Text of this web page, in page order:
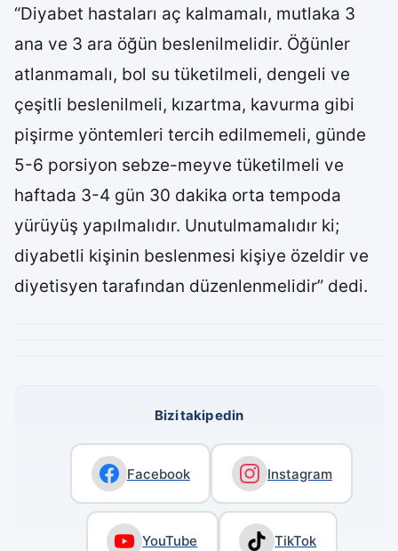
“Diyabet hastaları aç kalmamalı, mutlaka 3
ana ve 3 ara öğün beslenilmelidir. Öğünler
atlanmamalı, bol su tüketilmeli, dengeli ve
çeşitli beslenilmeli, kızartma, kavurma gibi
pişirme yöntemleri tercih edilmemeli, günde
5-6 porsiyon sebze-meyve tüketilmeli ve
haftada 3-4 gün 30 dakika orta tempoda
yürüyüş yapılmalıdır. Unutulmamalıdır ki;
diyabetli kişinin beslenmesi kişiye özeldir ve
diyetisyen tarafından düzenlenmelidir” dedi.
Bizi takip edin
Facebook Instagram
YouTube TikTok